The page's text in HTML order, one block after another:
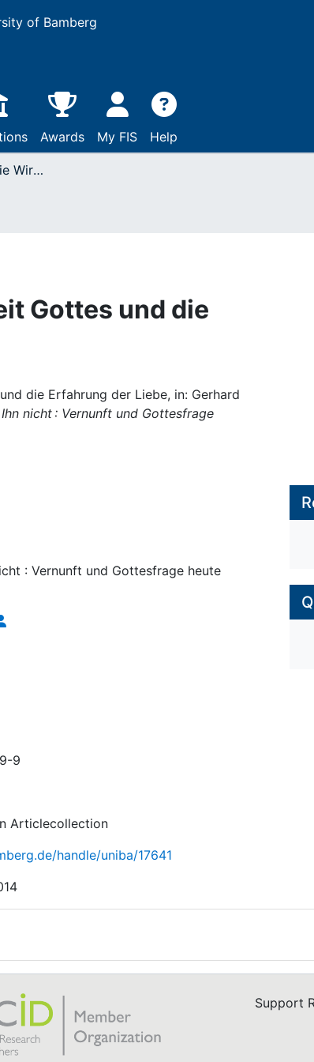
of Bamberg
Awards My FIS Help
C. S. Peirce über die Wirklichkeit Gottes und die Erfahrung der Liebe
Gottes und die
die Erfahrung der Liebe, in: Gerhard
nicht : Vernunft und Gottesfrage
: Vernunft und Gottesfrage heute
9
Articlecollection
handle/uniba/17641
Support